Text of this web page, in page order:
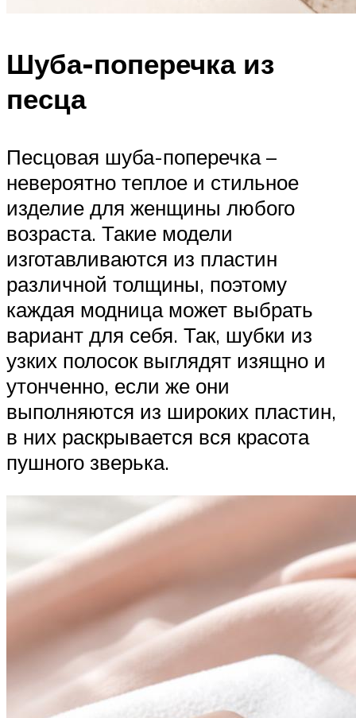
Шуба-поперечка из
песца
Песцовая шуба-поперечка –
невероятно теплое и стильное
изделие для женщины любого
возраста. Такие модели
изготавливаются из пластин
различной толщины, поэтому
каждая модница может выбрать
вариант для себя. Так, шубки из
узких полосок выглядят изящно и
утонченно, если же они
выполняются из широких пластин,
в них раскрывается вся красота
пушного зверька.